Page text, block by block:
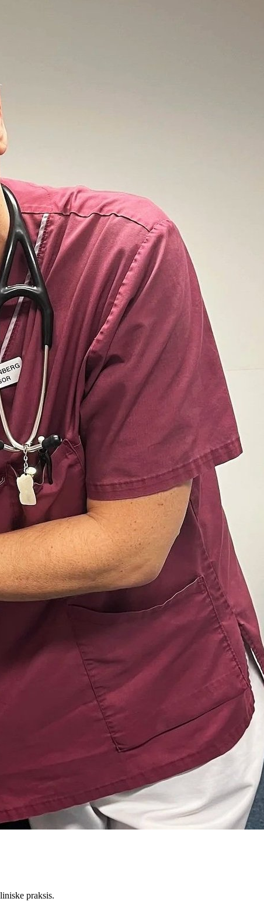
praksis.